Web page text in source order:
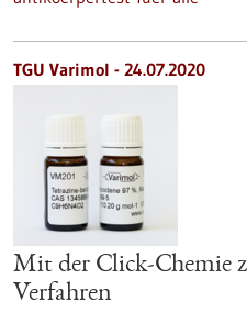
TGU Varimol - 24.07.2020
Mit der Click-Chemie
Verfahren